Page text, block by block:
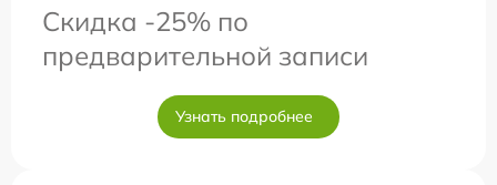
Скидка -25% по
предварительной записи
Узнать подробнее